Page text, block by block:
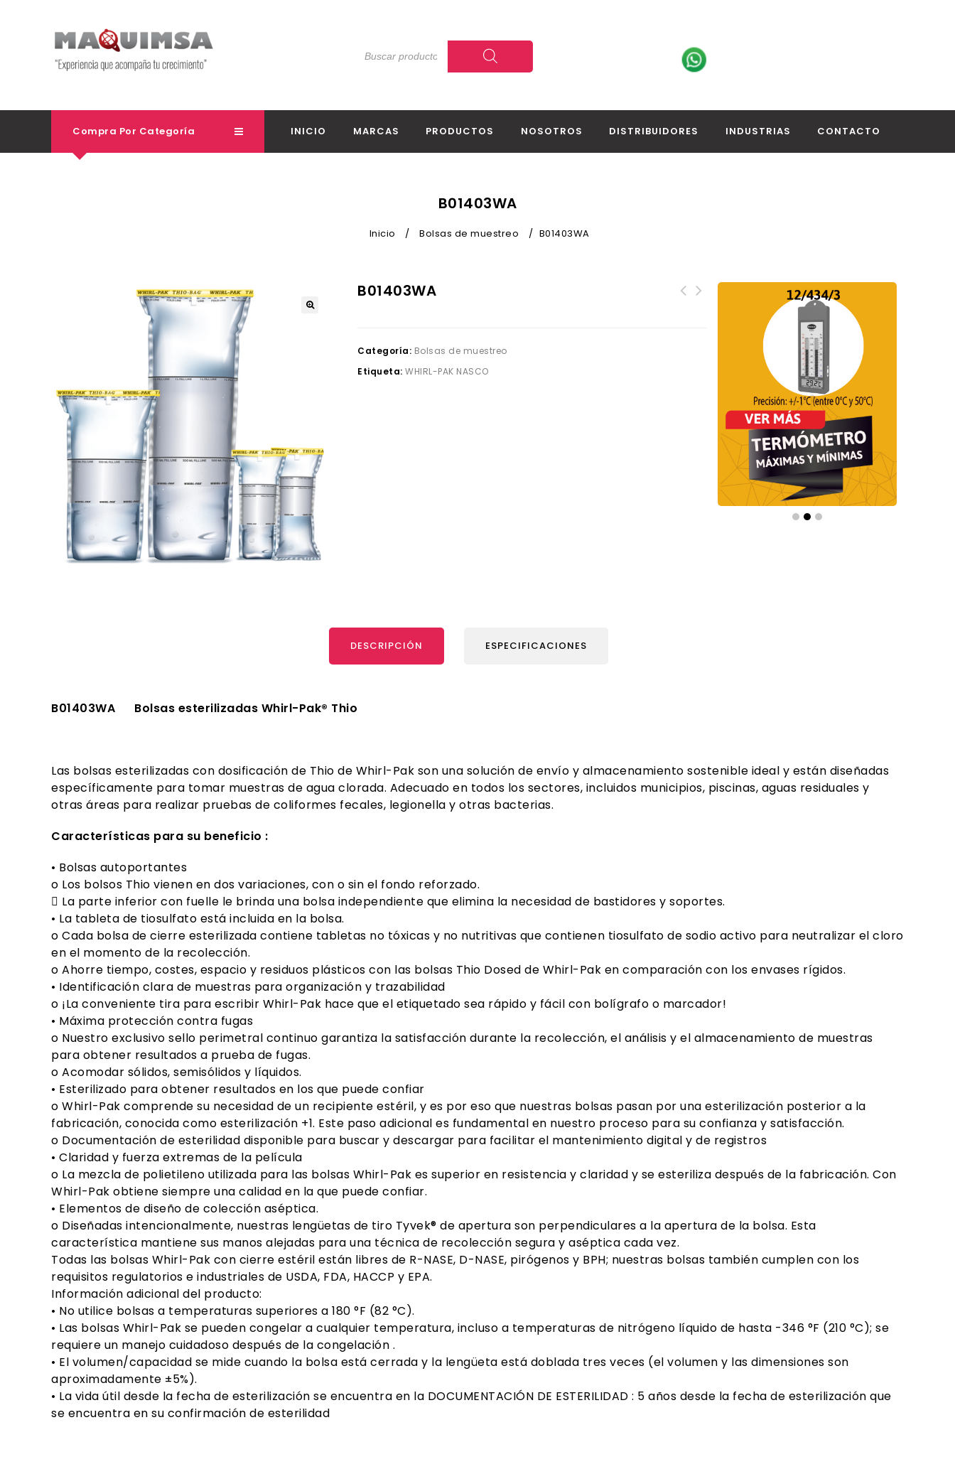
Compra Por Categoría INICIO MARCAS PRODUCTOS NOSOTROS DISTRIBUIDORES INDUSTRIAS CONTACTO
B01403WA
Inicio / Bolsas de muestreo / B01403WA
B01403WA
Categoría: Bolsas de muestreo
Etiqueta: WHIRL-PAK NASCO
DESCRIPCIÓN ESPECIFICACIONES
B01403WA Bolsas esterilizadas Whirl-Pak® Thio
Las bolsas esterilizadas con dosificación de Thio de Whirl-Pak son una solución de envío y almacenamiento sostenible ideal y están diseñadas
específicamente para tomar muestras de agua clorada. Adecuado en todos los sectores, incluidos municipios, piscinas, aguas residuales y
otras áreas para realizar pruebas de coliformes fecales, legionella y otras bacterias.
Características para su beneficio :
• Bolsas autoportantes
o Los bolsos Thio vienen en dos variaciones, con o sin el fondo reforzado.
 La parte inferior con fuelle le brinda una bolsa independiente que elimina la necesidad de bastidores y soportes.
• La tableta de tiosulfato está incluida en la bolsa.
o Cada bolsa de cierre esterilizada contiene tabletas no tóxicas y no nutritivas que contienen tiosulfato de sodio activo para neutralizar el cloro
en el momento de la recolección.
o Ahorre tiempo, costes, espacio y residuos plásticos con las bolsas Thio Dosed de Whirl-Pak en comparación con los envases rígidos.
• Identificación clara de muestras para organización y trazabilidad
o ¡La conveniente tira para escribir Whirl-Pak hace que el etiquetado sea rápido y fácil con bolígrafo o marcador!
• Máxima protección contra fugas
o Nuestro exclusivo sello perimetral continuo garantiza la satisfacción durante la recolección, el análisis y el almacenamiento de muestras
para obtener resultados a prueba de fugas.
o Acomodar sólidos, semisólidos y líquidos.
• Esterilizado para obtener resultados en los que puede confiar
o Whirl-Pak comprende su necesidad de un recipiente estéril, y es por eso que nuestras bolsas pasan por una esterilización posterior a la
fabricación, conocida como esterilización +1. Este paso adicional es fundamental en nuestro proceso para su confianza y satisfacción.
o Documentación de esterilidad disponible para buscar y descargar para facilitar el mantenimiento digital y de registros
• Claridad y fuerza extremas de la película
o La mezcla de polietileno utilizada para las bolsas Whirl-Pak es superior en resistencia y claridad y se esteriliza después de la fabricación. Con
Whirl-Pak obtiene siempre una calidad en la que puede confiar.
• Elementos de diseño de colección aséptica.
o Diseñadas intencionalmente, nuestras lengüetas de tiro Tyvek® de apertura son perpendiculares a la apertura de la bolsa. Esta
característica mantiene sus manos alejadas para una técnica de recolección segura y aséptica cada vez.
Todas las bolsas Whirl-Pak con cierre estéril están libres de R-NASE, D-NASE, pirógenos y BPH; nuestras bolsas también cumplen con los
requisitos regulatorios e industriales de USDA, FDA, HACCP y EPA.
Información adicional del producto:
• No utilice bolsas a temperaturas superiores a 180 °F (82 °C).
• Las bolsas Whirl-Pak se pueden congelar a cualquier temperatura, incluso a temperaturas de nitrógeno líquido de hasta -346 °F (210 °C); se
requiere un manejo cuidadoso después de la congelación .
• El volumen/capacidad se mide cuando la bolsa está cerrada y la lengüeta está doblada tres veces (el volumen y las dimensiones son
aproximadamente ±5%).
• La vida útil desde la fecha de esterilización se encuentra en la DOCUMENTACIÓN DE ESTERILIDAD : 5 años desde la fecha de esterilización que
se encuentra en su confirmación de esterilidad